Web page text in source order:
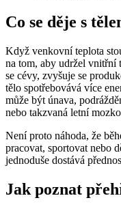
Co se děje s
Když venkovní teplota
na tom, aby udržel vnitřní
se cévy, zvyšuje se
tělo spotřebovává více
může být únava,
nebo takzvaná letní
Není proto náhoda, že
pracovat, sportovat nebo
jednoduše dostává
Jak poznat